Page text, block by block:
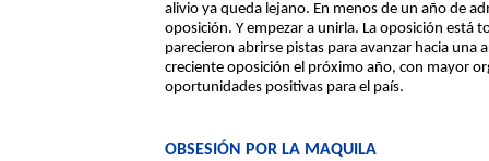
alivio ya queda lejano. En menos de un año de
oposición. Y empezar a unirla. La oposición está
parecieron abrirse pistas para avanzar hacia
creciente oposición el próximo año, con mayor
oportunidades positivas para el país.
OBSESIÓN POR LA MAQUILA